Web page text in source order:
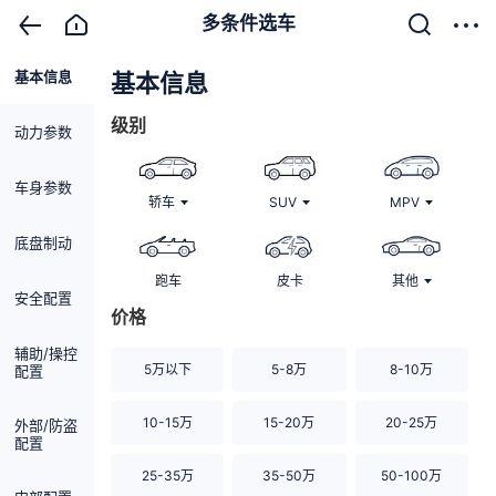
多条件选车
基本信息
动力参数
车身参数
底盘制动
安全配置
辅助/操控
配置
外部/防盗
配置
基本信息
级别
轿车 SUV MPV
跑车 皮卡 其他
价格
5万以下 5-8万 8-10万
10-15万 15-20万 20-25万
25-35万 35-50万 50-100万